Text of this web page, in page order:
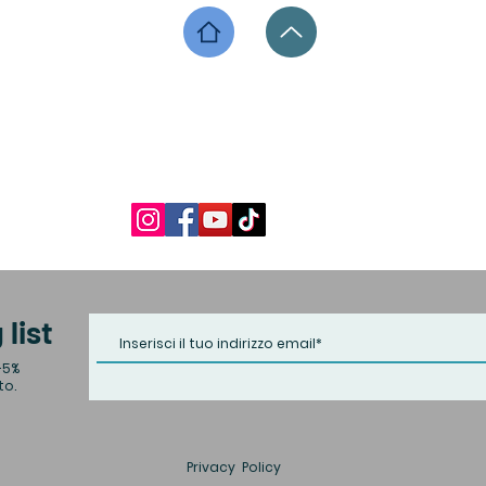
list
Privacy Policy